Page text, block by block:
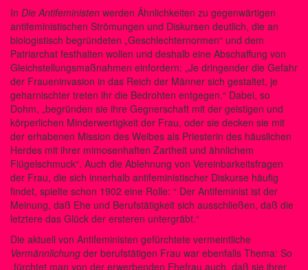
In Die Antifeministen werden Ähnlichkeiten zu gegenwärtigen
antifeministischen Strömungen und Diskursen deutlich, die an
biologistisch begründeten „Geschlechternormen“ und dem
Patriarchat festhalten wollen und deshalb eine Abschaffung von
Gleichstellungsmaßnahmen einfordern: „Je dringender die Gefahr
der Fraueninvasion in das Reich der Männer sich gestaltet, je
geharnischter treten ihr die Bedrohten entgegen.“ Dabei, so
Dohm, „begründen sie ihre Gegnerschaft mit der geistigen und
körperlichen Minderwertigkeit der Frau, oder sie decken sie mit
der erhabenen Mission des Weibes als Priesterin des häuslichen
Herdes mit ihrer mimosenhaften Zartheit und ähnlichem
Flügelschmuck“. Auch die Ablehnung von Vereinbarkeitsfragen
der Frau, die sich innerhalb antifeministischer Diskurse häufig
findet, spielte schon 1902 eine Rolle: “ Der Antifeminist ist der
Meinung, daß Ehe und Berufstätigkeit sich ausschließen, daß die
letztere das Glück der ersteren untergräbt.“
Die aktuell von Antifeministen gefürchtete vermeintliche
Vermännlichung der berufstätigen Frau war ebenfalls Thema: So
„fürchtet man von der erwerbenden Ehefrau auch, daß sie ihrer